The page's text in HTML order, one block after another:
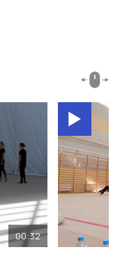
00:32